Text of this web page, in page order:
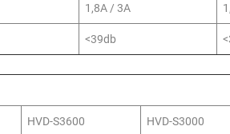
1,8A / 3A
<39db
HVD-S3600 HVD-S3000